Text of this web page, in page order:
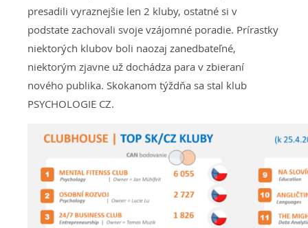
presadili vyraznejšie len 2 kluby, ostatné si v
podstate zachovali svoje vzájomné poradie. Prírastky
niektorých klubov boli naozaj zanedbateľné,
niektorým zjavne už dochádza para v zbieraní
nového publika. Skokanom týždňa sa stal klub
PSYCHOLOGIE CZ.